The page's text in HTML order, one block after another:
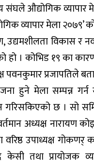
संघले औद्योगिक
व्यापार मेला
विकास र
हो । कोभिड १९ का
प्रजापतिले
हुने मेला सम्पन्न
छ । सो
अध्यक्ष नारायण
उपाध्यक्ष गोकणर्
केसी तथा प्रायोजक